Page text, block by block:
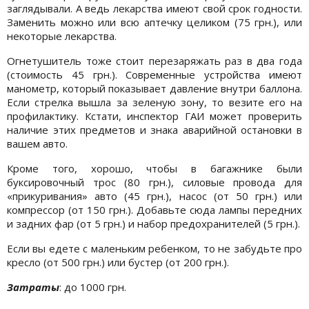
заглядывали. А ведь лекарства имеют свой срок годности.
Заменить можно или всю аптечку целиком (75 грн.), или
некоторые лекарства.
Огнетушитель тоже стоит перезаряжать раз в два года
(стоимость 45 грн.). Современные устройства имеют
манометр, который показывает давление внутри баллона.
Если стрелка вышла за зеленую зону, то везите его на
профилактику. Кстати, инспектор ГАИ может проверить
наличие этих предметов и знака аварийной остановки в
вашем авто.
Кроме того, хорошо, чтобы в багажнике были
буксировочный трос (80 грн.), силовые провода для
«прикуривания» авто (45 грн.), насос (от 50 грн.) или
компрессор (от 150 грн.). Добавьте сюда лампы передних
и задних фар (от 5 грн.) и набор предохранителей (5 грн.).
Если вы едете с маленьким ребенком, то не забудьте про
кресло (от 500 грн.) или бустер (от 200 грн.).
Затраты: до 1000 грн.